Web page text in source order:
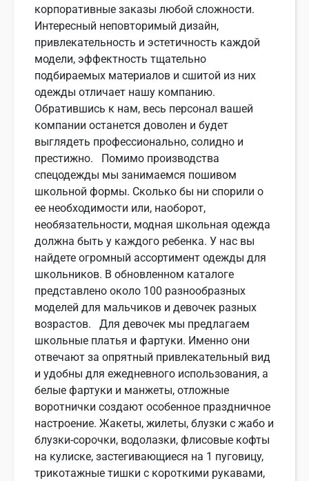
корпоративные заказы любой сложности.
Интересный неповторимый дизайн,
привлекательность и эстетичность каждой
модели, эффектность тщательно
подбираемых материалов и сшитой из них
одежды отличает нашу компанию.
Обратившись к нам, весь персонал вашей
компании останется доволен и будет
выглядеть профессионально, солидно и
престижно. Помимо производства
спецодежды мы занимаемся пошивом
школьной формы. Сколько бы ни спорили о
ее необходимости или, наоборот,
необязательности, модная школьная одежда
должна быть у каждого ребенка. У нас вы
найдете огромный ассортимент одежды для
школьников. В обновленном каталоге
представлено около 100 разнообразных
моделей для мальчиков и девочек разных
возрастов. Для девочек мы предлагаем
школьные платья и фартуки. Именно они
отвечают за опрятный привлекательный вид
и удобны для ежедневного использования, а
белые фартуки и манжеты, отложные
воротнички создают особенное праздничное
настроение. Жакеты, жилеты, блузки с жабо и
блузки-сорочки, водолазки, флисовые кофты
на кулиске, застегивающиеся на 1 пуговицу,
трикотажные тишки с короткими рукавами,